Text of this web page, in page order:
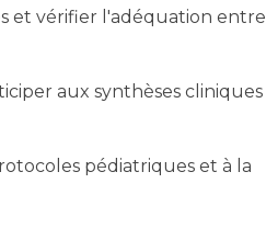
et vérifier l'adéquation entre
aux synthèses cliniques
pédiatriques et à la